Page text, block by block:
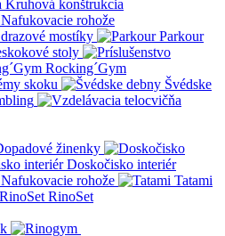
Kruhová konštrukcia
Nafukovacie rohože
mostíky
Parkour
stoly
Rocking´Gym
skoku
Švédske
žinenky
Doskočisko interiér
Nafukovacie rohože
Tatami
RinoSet